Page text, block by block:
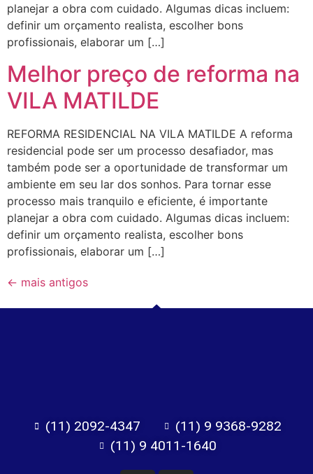
planejar a obra com cuidado. Algumas dicas incluem:
definir um orçamento realista, escolher bons
profissionais, elaborar um […]
Melhor preço de reforma na
VILA MATILDE
REFORMA RESIDENCIAL NA VILA MATILDE A reforma
residencial pode ser um processo desafiador, mas
também pode ser a oportunidade de transformar um
ambiente em seu lar dos sonhos. Para tornar esse
processo mais tranquilo e eficiente, é importante
planejar a obra com cuidado. Algumas dicas incluem:
definir um orçamento realista, escolher bons
profissionais, elaborar um […]
← mais antigos
(11) 2092-4347
(11) 9 9368-9282
(11) 9 4011-1640